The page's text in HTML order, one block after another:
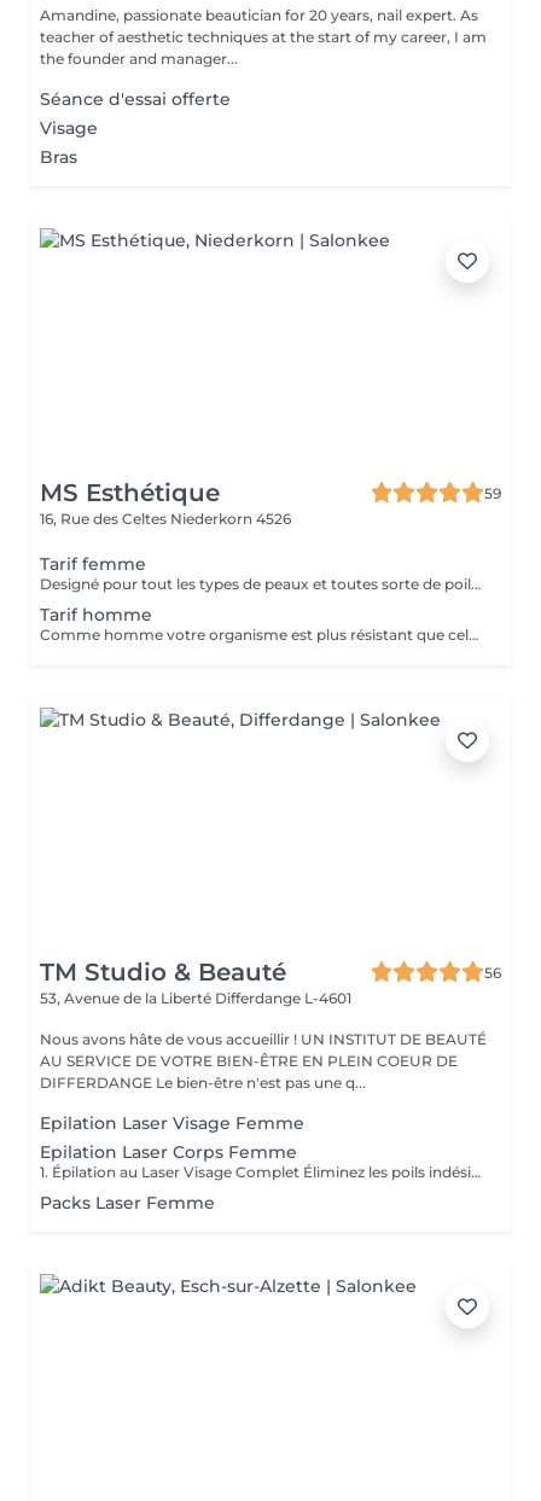
Amandine, passionate beautician for 20 years, nail expert. As
teacher of aesthetic techniques at the start of my career, I am
the founder and manager...
Séance d'essai offerte
Visage
Bras
MS Esthétique
59
16, Rue des Celtes Niederkorn 4526
Tarif femme
Designé pour tout les types de peaux et toutes sorte de poils. Notre laser diode qui fonctionne à trois ondes et ateint ainsi un niveau différent de profondeur. De plus sans sentir de douleurs. Attention! Pour votre premier RDV veuillez prendre un RDV INFORMATION pour remplir le dossier personnel!
Tarif homme
Comme homme votre organisme est plus résistant que celui de la femme et dans la pluspart des cas vous aurez besoin de plusieurs séances. Designé pour tout les types de peaux et toutes sorte de poils. Notre laser qui fonctionne à trois ondes et ateint ainsi un niveau différent de profondeur. De plus sans sentir de douleurs. Attention! Pour votre premier RDV veuillez prendre un RDV INFORMATION pour remplir le dossier personnel!
TM Studio & Beauté
56
53, Avenue de la Liberté Differdange L-4601
Nous avons hâte de vous accueillir ! UN INSTITUT DE BEAUTÉ
AU SERVICE DE VOTRE BIEN-ÊTRE EN PLEIN COEUR DE
DIFFERDANGE Le bien-être n'est pas une q...
Epilation Laser Visage Femme
Epilation Laser Corps Femme
1. Épilation au Laser Visage Complet Éliminez les poils indésirables du visage grâce à notre épilation au laser sûre et efficace. Nous traitons des zones telles que la lèvre supérieure, le menton, le front et les favoris, pour une peau plus lisse et uniforme. Idéal pour des résultats durables sans irritation. 2. Épilation au Laser Lèvre Supérieure Dites adieu au duvet avec notre épilation au laser ! Un traitement rapide, indolore et efficace pour éliminer les poils indésirables et réduire leur repousse, laissant votre peau douce et sans taches causées par d'autres méthodes d'épilation. 3. Épilation au Laser Aisselles Obtenez des aisselles douces et sans taches grâce à l'épilation au laser ! Ce traitement élimine progressivement les poils indésirables et réduit la nécessité d'une épilation fréquente, offrant confort et praticité au quotidien. 4. Épilation au Laser Bras Complets Dites adieu aux poils sur les bras avec notre technologie d'épilation au laser. Le traitement est sûr et efficace, garantissant une peau lisse et sans irritation causée par les rasoirs ou la cire. 5. Épilation au Laser Demi-Jambes Éliminez les poils de la partie inférieure des jambes avec l'épilation au laser et obtenez une peau lisse plus longtemps. Ce traitement réduit progressivement la repousse des poils, garantissant confort et praticité. 6. Épilation au Laser Jambes Complètes La solution idéale pour des jambes parfaitement lisses ! Notre épilation au laser élimine les poils des cuisses jusqu'aux pieds, garantissant une peau douce et sans irritation. Dites adieu à la cire et aux rasoirs ! 7. Épilation au Laser Maillot Complet Obtenez une peau douce et sans irritation avec l'épilation au laser du maillot complet. Cette méthode moderne élimine les poils de manière progressive, offrant confort et praticité au quotidien. 8. Épilation au Laser Ligne du Maillot Idéal pour celles qui souhaitent garder cette zone soignée sans douleur. L'épilation au laser de la ligne du maillot réduit la repousse des poils et prévient les irritations causées par les méthodes traditionnelles. 9. Épilation au Laser Fesses Éliminez les poils indésirables de la zone des fesses en toute sécurité et efficacité. L'épilation au laser garantit une peau lisse et douce, sans les désagréments des autres méthodes
Packs Laser Femme